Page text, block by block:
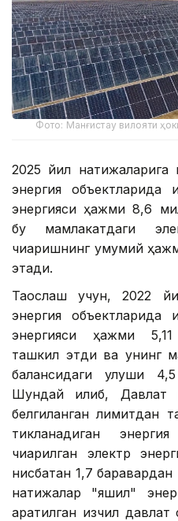
Фото: Манғистау вилояти
2025 йил натижаларига
энергия объектларида
энергияси ҳажми 8,6
бу мамлакатдаги
чиқаришнинг умумий
этади.
Таққослаш учун, 2022
энергия объектларида
энергияси ҳажми
ташкил этди ва унинг
балансидаги улуши
Шундай қилиб, Давлат
белгиланган лимитдан
тикланадиган
чиқарилган электр
нисбатан 1,7 баравардан
натижалар "яшил"
қаратилган изчил